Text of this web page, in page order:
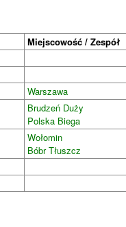
Miejscowość / Zespół
Warszawa
Brudzeń Duży
Polska Biega
Wołomin
Bóbr Tłuszcz